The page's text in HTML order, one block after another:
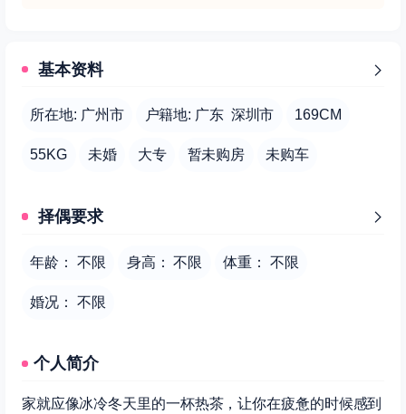
基本资料
所在地: 广州市 户籍地: 广东 深圳市 169CM
55KG 未婚 大专 暂未购房 未购车
择偶要求
年龄： 不限 身高： 不限 体重： 不限
婚况： 不限
个人简介
家就应像冰冷冬天里的一杯热茶，让你在疲惫的时候感到